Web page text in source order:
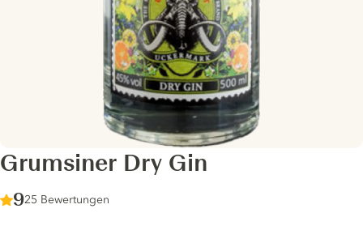
Grumsiner Dry Gin
Score :
9/ 10
25 Bewertungen